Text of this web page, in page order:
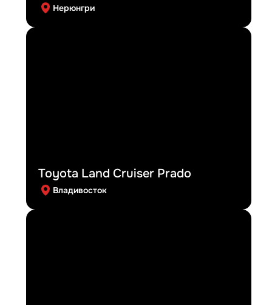
Нерюнгри
Toyota Land Cruiser Prado
Владивосток